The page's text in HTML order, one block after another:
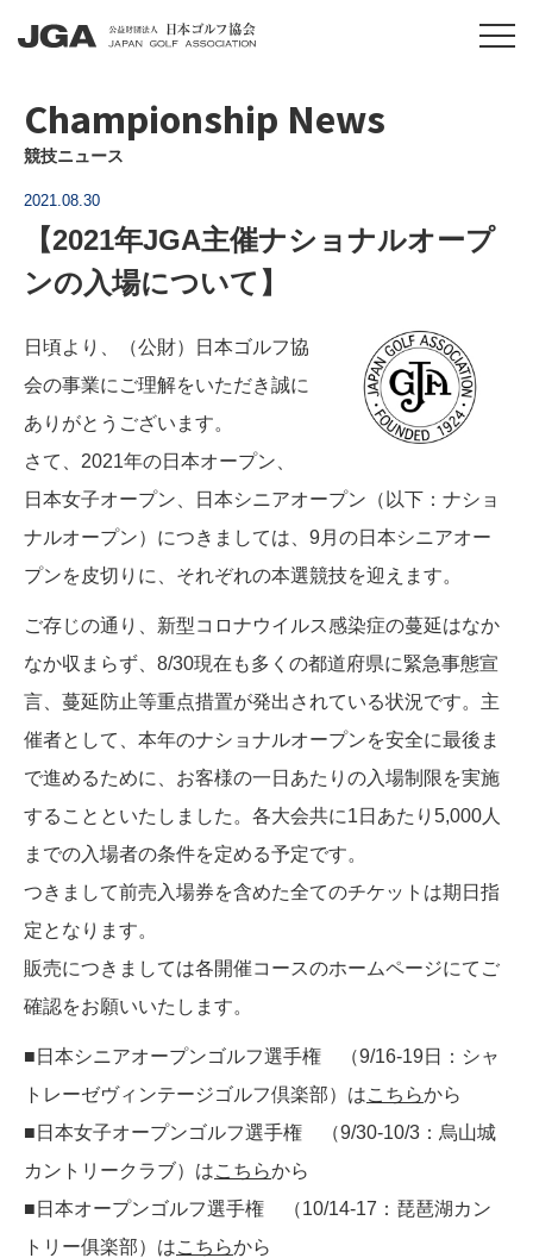
Championship News
競技ニュース
2021.08.30
【2021年JGA主催ナショナルオープ
ンの入場について】
日頃より、（公財）日本ゴルフ協
会の事業にご理解をいただき誠に
ありがとうございます。
さて、2021年の日本オープン、
日本女子オープン、日本シニアオープン（以下：ナショ
ナルオープン）につきましては、9月の日本シニアオー
プンを皮切りに、それぞれの本選競技を迎えます。
ご存じの通り、新型コロナウイルス感染症の蔓延はなか
なか収まらず、8/30現在も多くの都道府県に緊急事態宣
言、蔓延防止等重点措置が発出されている状況です。主
催者として、本年のナショナルオープンを安全に最後ま
で進めるために、お客様の一日あたりの入場制限を実施
することといたしました。各大会共に1日あたり5,000人
までの入場者の条件を定める予定です。
つきまして前売入場券を含めた全てのチケットは期日指
定となります。
販売につきましては各開催コースのホームページにてご
確認をお願いいたします。
■日本シニアオープンゴルフ選手権 （9/16-19日：シャ
トレーゼヴィンテージゴルフ倶楽部）はこちらから
■日本女子オープンゴルフ選手権 （9/30-10/3：烏山城
カントリークラブ）はこちらから
■日本オープンゴルフ選手権 （10/14-17：琵琶湖カン
トリー俱楽部）はこちらから